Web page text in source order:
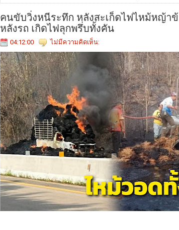
คนขับวิ่งหนีระทึก หลังสะเก็ดไฟไหม้หญ้า
หลังรถ เกิดไฟลุกพรึ่บทั้งคัน
04:12:00 ไม่มีความคิดเห็น: